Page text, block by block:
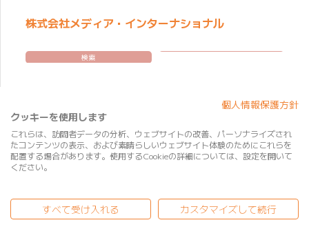
株式会社メディア・インターナショナル
検索
BtoB
個人情報保護方針
クッキーを使用します
これらは、訪問者データの分析、ウェブサイトの改善、パーソナライズされ
たコンテンツの表示、および素晴らしいウェブサイト体験のためにこれらを
配置する場合があります。使用するCookieの詳細については、設定を開いて
ください。
すべて受け入れる カスタマイズして続行